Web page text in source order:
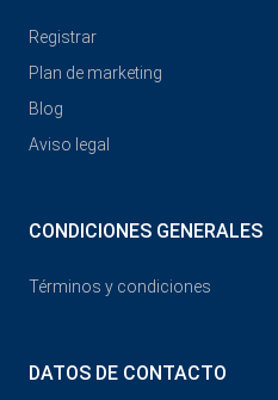
Registrar
Plan de marketing
Blog
Aviso legal
CONDICIONES GENERALES
Términos y condiciones
DATOS DE CONTACTO